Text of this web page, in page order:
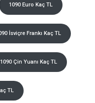
1090 Euro Kaç TL
İsviçre Frankı Kaç TL
1090 Çin Yuanı Kaç TL
TL